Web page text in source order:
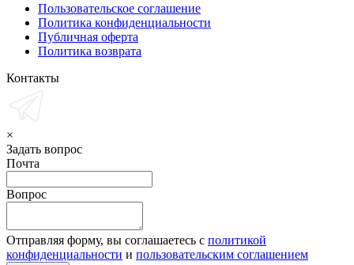
Пользовательское соглашение
Политика конфиденциальности
Публичная оферта
Политика возврата
Контакты
×
Задать вопрос
Почта
Вопрос
Отправляя форму, вы соглашаетесь с политикой
конфиденциальности и пользовательским соглашением